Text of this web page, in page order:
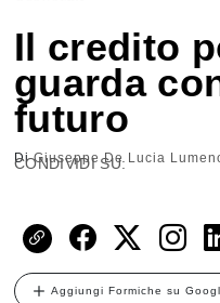
Il credito
guarda
futuro
DiGiuseppe De Lucia
CONDIVIDI SU:
Aggiungi Formiche su